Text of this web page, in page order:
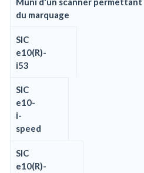
du marquage
SIC
e10(R)-
i53
SIC
e10-
i-
speed
SIC
e10(R)-